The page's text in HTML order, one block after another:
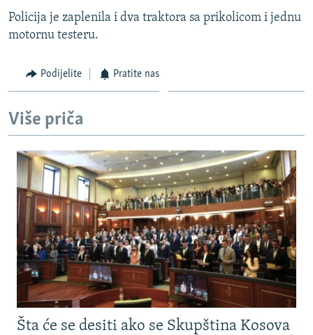
TRI DECENIJE OD RATA U BIH
NASTANAK I RASPAD JUGOSLAVIJE
Policija je zaplenila i dva traktora sa prikolicom i jednu
motornu testeru.
Podijelite Pratite nas
Više priča
Šta će se desiti ako se Skupština Kosova